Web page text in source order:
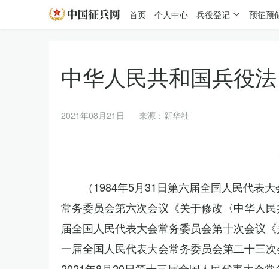
首页 个人中心 兵役登记 预征预
中华人民共和国兵役法
2021年08月21日 来源：新华社
（1984年5月31日第六届全国人民代表
常务委员会第六次会议《关于修改〈中华人
届全国人民代表大会常务委员会第十次会议
一届全国人民代表大会常务委员会第二十三